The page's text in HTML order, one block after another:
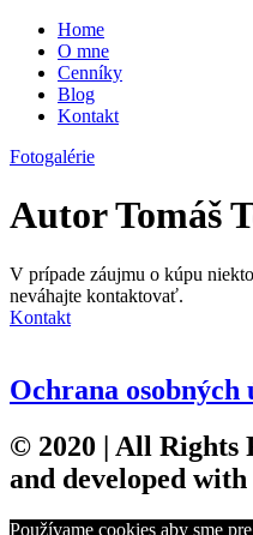
Home
O mne
Cenníky
Blog
Kontakt
Fotogalérie
AutorTomáš
V prípade záujmu o kúpu
neváhajte kontaktovať.
Kontakt
Ochrana osobných
© 2020 | All Rights
and developed
Používame cookies aby sme